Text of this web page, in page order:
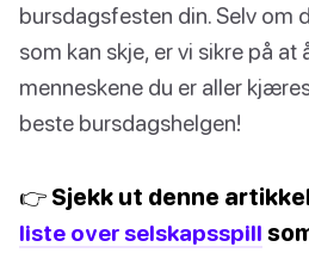
bursdagsfesten din. Selv om
som kan skje, er vi sikre på
menneskene du er aller
beste bursdagshelgen!
👉 Sjekk ut denne
liste over selskapsspill